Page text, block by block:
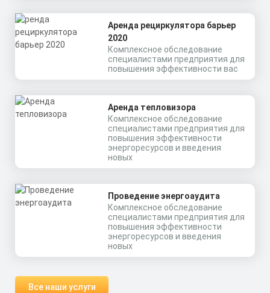
Аренда рециркулятора барьер
2020
Комплексное обследование
специалистами предприятия для
повышения эффективности вас
Аренда тепловизора
Комплексное обследование
специалистами предприятия для
повышения эффективности
энергоресурсов и введения
новых
Проведение энергоаудита
Комплексное обследование
специалистами предприятия для
повышения эффективности
энергоресурсов и введения
новых
Все наши услуги